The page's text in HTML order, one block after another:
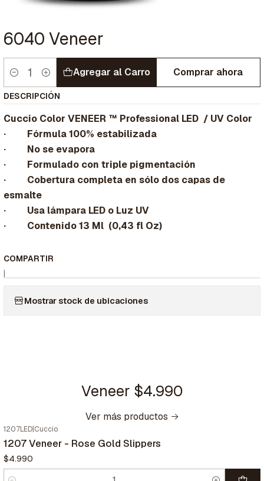
6040 Veneer
Cantidad
Agregar al Carro Comprar ahora
DESCRIPCIÓN
Cuccio Color VENEER ™ Professional LED / UV Color
· Fórmula 100% estabilizada
· No se evapora
· Formulado con triple pigmentación
· Cobertura completa en sólo dos capas de
esmalte
· Usa lámpara LED o Luz UV
· Contenido 13 Ml (0,43 fl Oz)
COMPARTIR
|
Mostrar stock de ubicaciones
Veneer $4.990
Ver más productos
1207LED Cuccio
1207 Veneer - Rose Gold Slippers
$4.990